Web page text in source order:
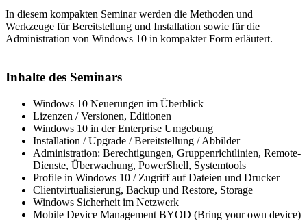
In diesem kompakten Seminar werden die Methoden und
Werkzeuge für Bereitstellung und Installation sowie für die
Administration von Windows 10 in kompakter Form erläutert.
Inhalte des Seminars
Windows 10 Neuerungen im Überblick
Lizenzen / Versionen, Editionen
Windows 10 in der Enterprise Umgebung
Installation / Upgrade / Bereitstellung / Abbilder
Administration: Berechtigungen, Gruppenrichtlinien, Remote-
Dienste, Überwachung, PowerShell, Systemtools
Profile in Windows 10 / Zugriff auf Dateien und Drucker
Clientvirtualisierung, Backup und Restore, Storage
Windows Sicherheit im Netzwerk
Mobile Device Management BYOD (Bring your own device)